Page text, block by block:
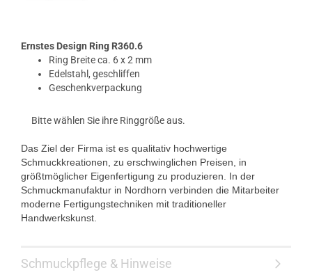
Ernstes Design Ring R360.6
Ring Breite ca. 6 x 2 mm
Edelstahl, geschliffen
Geschenkverpackung
Bitte wählen Sie ihre Ringgröße aus.
Das Ziel der Firma ist es qualitativ hochwertige
Schmuckkreationen, zu erschwinglichen Preisen, in
größtmöglicher Eigenfertigung zu produzieren. In der
Schmuckmanufaktur in Nordhorn verbinden die Mitarbeiter
moderne Fertigungstechniken mit traditioneller
Handwerkskunst.
Schmuckpflege & Hinweise